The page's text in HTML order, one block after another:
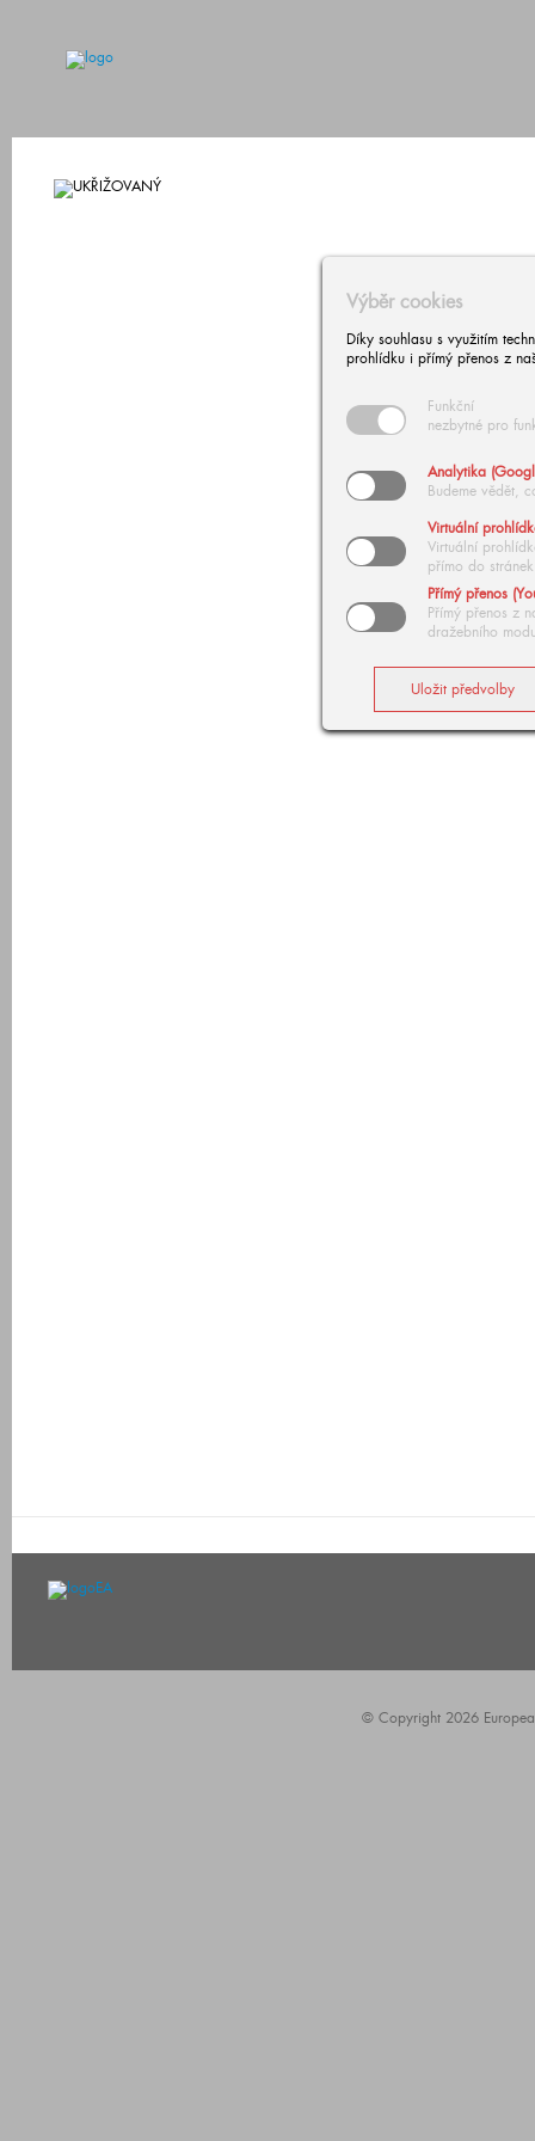
Výběr cookies
Díky souhlasu s využitím
prohlídku i přímý přenos z
Funkční
nezbytné pro
Analytika
Budeme vědět,
Virtuální
Virtuální
přímo do stránek
Přímý přenos
Přímý přenos z
dražebního
© Copyright 2026